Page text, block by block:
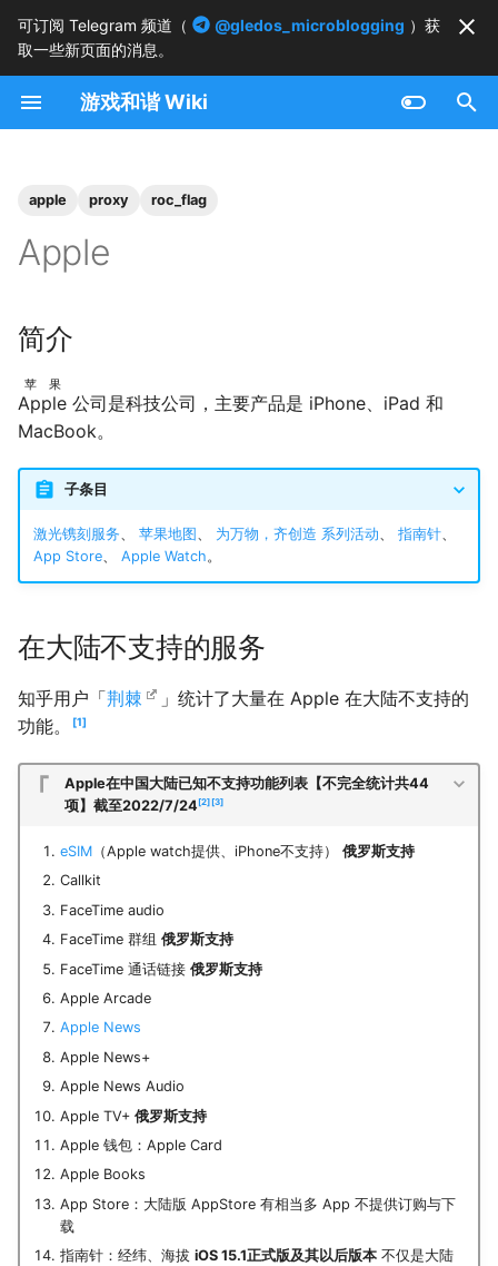
可订阅 Telegram 频道（ @gledos_microblogging ）获
取一些新页面的消息。
游戏和谐 Wiki
正
在
始
引
擎
apple proxy roc_flag
Apple
简介
Apple
苹果
公司是科技公司，主要产品是 iPhone、iPad 和
MacBook。
子条目
激光镌刻服务、 苹果地图 、 为万物，齐创造 系列活动、 指南针、
App Store、 Apple Watch。
在大陆不支持的服务
知乎用户「荆棘
」统计了大量在 Apple 在大陆不支持的
功能。
1
Apple在中国大陆已知不支持功能列表【不完全统计共44
项】截至2022/7/24 2 3
eSIM（Apple watch提供、iPhone不支持） 俄罗斯支持
Callkit
FaceTime audio
FaceTime 群组 俄罗斯支持
FaceTime 通话链接 俄罗斯支持
Apple Arcade
Apple News
Apple News+
Apple News Audio
Apple TV+ 俄罗斯支持
Apple 钱包：Apple Card
Apple Books
App Store：大陆版 AppStore 有相当多 App 不提供订购与下
载
指南针：经纬、海拔 iOS 15.1正式版及其以后版本不仅是大陆